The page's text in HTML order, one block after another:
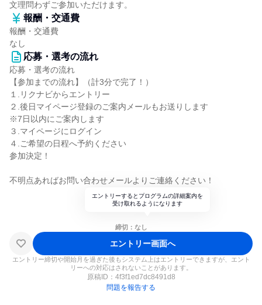
文理問わずご参加いただけます。
報酬・交通費
報酬・交通費
なし
応募・選考の流れ
応募・選考の流れ
【参加までの流れ】（計3分で完了！）
１.リクナビからエントリー
２.後日マイページ登録のご案内メールもお送りします
※7日以内にご案内します
３.マイページにログイン
４.ご希望の日程へ予約ください
参加決定！
不明点あればお問い合わせメールよりご連絡ください！
エントリーするとプログラムの詳細案内を
受け取れるようになります
締切：なし
エントリー画面へ
エントリー締切や開始月を過ぎた後もシステム上はエントリーできますが、エント
リーへの対応はされないことがあります。
原稿ID： 4f3f1ed7dc8491d8
問題を報告する